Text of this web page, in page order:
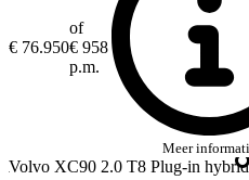
€ 76.950
of
€ 958
p.m.
Meer
Volvo XC90 2.0 T8 Plug-in